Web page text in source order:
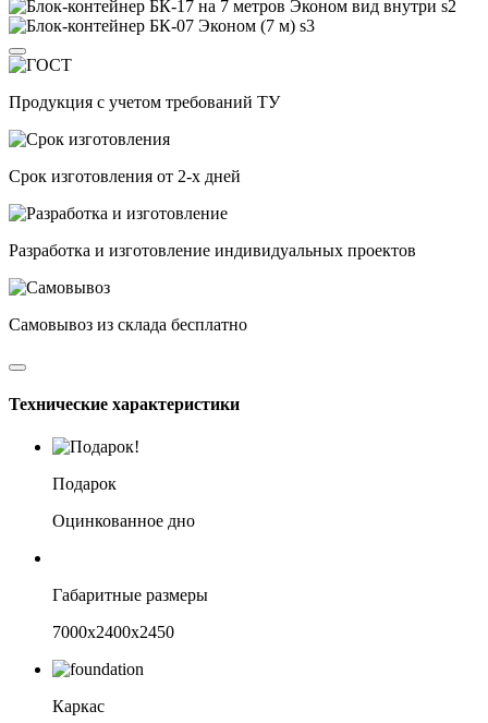
Продукция с учетом требований ТУ
Срок изготовления от 2-х дней
Разработка и изготовление индивидуальных проектов
Самовывоз из склада бесплатно
Технические характеристики
Подарок
Оцинкованное дно
Габаритные размеры
7000х2400х2450
Каркас